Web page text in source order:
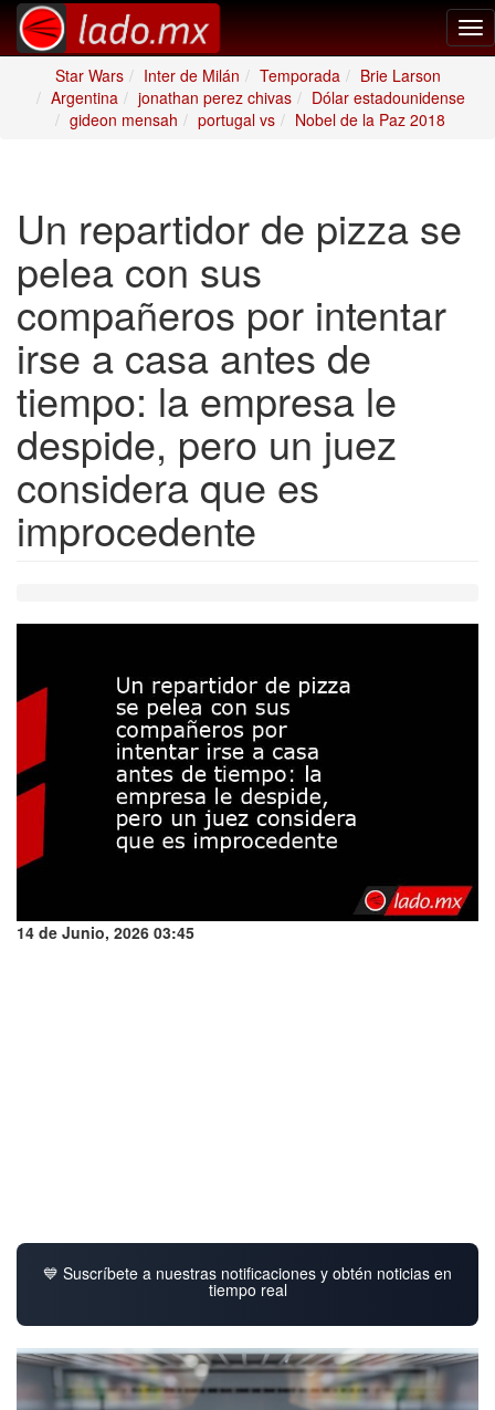
Star Wars
Inter de Milán Temporada
Brie Larson
Argentina
jonathan perez chivas
Dólar estadounidense
gideon mensah
portugal vs Nobel de la Paz 2018
Un repartidor de pizza se
pelea con sus
compañeros por intentar
irse a casa antes de
tiempo: la empresa le
despide, pero un juez
considera que es
improcedente
14 de Junio, 2026 03:45
💙 Suscríbete a nuestras notificaciones y obtén noticias en
tiempo real